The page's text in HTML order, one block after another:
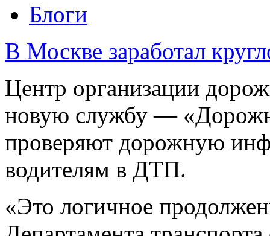
Блоги
В Москве заработал
Центр организации
новую службу —
проверяют дорожную
водителям в ДТП.
«Это логичное